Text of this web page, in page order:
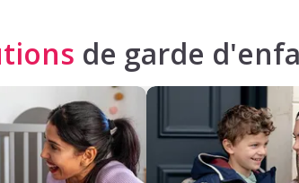
de garde